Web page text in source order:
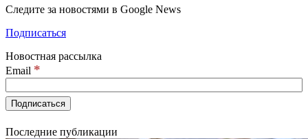
Следите за новостями в Google News
Подписаться
Новостная рассылка
Email *
Последние публикации